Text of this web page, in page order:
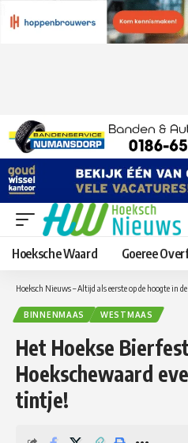
Hoeksche Waard Goeree
Hoeksch Nieuws – Altijd als eerste op de hoogte in
BINNENMAAS WESTMAAS
Het Hoekse
Hoekschewaard
tintje!